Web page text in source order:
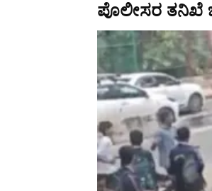
ಪೊಲೀಸರ ತನಿಖೆ